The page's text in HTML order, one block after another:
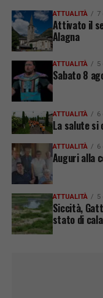
ATTUALITÀ 7
Attivato il
Alagna
ATTUALITÀ 5
Sabato 8
ATTUALITÀ 6
La salute si
ATTUALITÀ 6
Auguri alla
ATTUALITÀ 5
Siccità,
stato di